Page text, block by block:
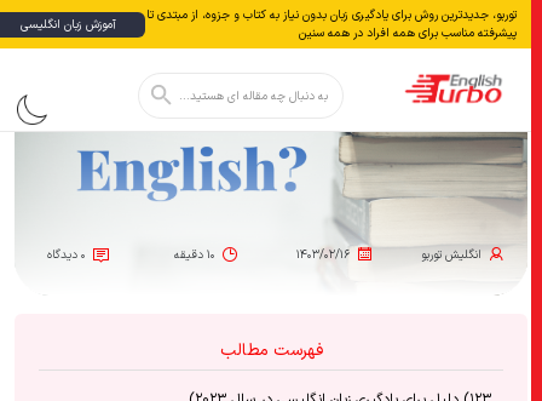
توربو، جدیدترین روش برای یادگیری زبان بدون نياز به كتاب و جزوه، از مبتدی تا
پیشرفته مناسب برای همه افراد در همه سنین
آموزش زبان انگلیسی
برای:
انگلیش‌ توربو ۱۴۰۳/۰۲/۱۶ ۱۰ دقیقه ۰ دیدگاه
فهرست مطالب